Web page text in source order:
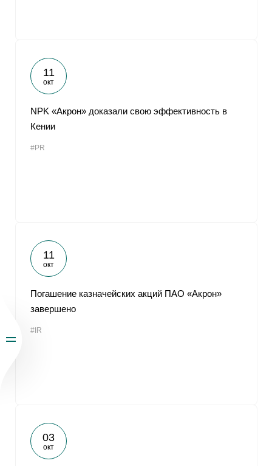
11
окт
NPK «Акрон» доказали свою эффективность в
Кении
#PR
11
окт
Погашение казначейских акций ПАО «Акрон»
завершено
#IR
03
окт